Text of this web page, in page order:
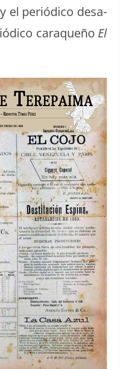
el per­iódi­co desa­
caraque­ño El